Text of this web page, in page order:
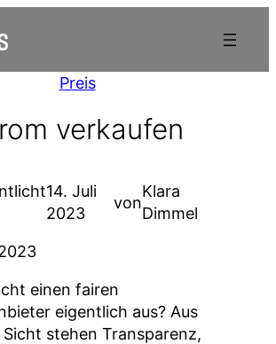
Preis
verkaufen
14. Juli
2023
von
Klara
Dimmel
einen fairen
eigentlich aus? Aus
Sicht stehen Transparenz,